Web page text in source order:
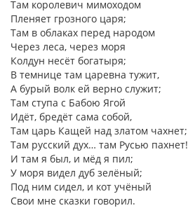
Там королевич мимоходом
Пленяет грозного царя;
Там в облаках перед народом
Через леса, через моря
Колдун несёт богатыря;
В темнице там царевна тужит,
А бурый волк ей верно служит;
Там ступа с Бабою Ягой
Идёт, бредёт сама собой,
Там царь Кащей над златом чахнет;
Там русский дух… там Русью пахнет!
И там я был, и мёд я пил;
У моря видел дуб зелёный;
Под ним сидел, и кот учёный
Свои мне сказки говорил.